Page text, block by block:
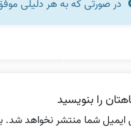
در صورتی که به هر دلیلی
را بنویسید
ایمیل شما منتشر نخواهد شد.